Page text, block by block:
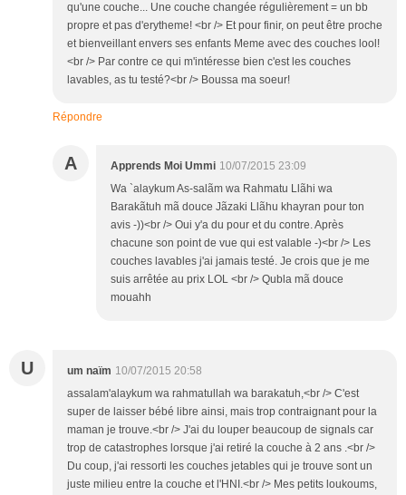
qu'une couche... Une couche changée régulièrement = un bb
propre et pas d'erytheme! <br /> Et pour finir, on peut être proche
et bienveillant envers ses enfants Meme avec des couches lool!
<br /> Par contre ce qui m'intéresse bien c'est les couches
lavables, as tu testé?<br /> Boussa ma soeur!
Répondre
A Apprends Moi Ummi 10/07/2015 23:09
Wa `alaykum As-salãm wa Rahmatu Llãhi wa
Barakãtuh mã douce Jãzaki Llãhu khayran pour ton
avis -))<br /> Oui y'a du pour et du contre. Après
chacune son point de vue qui est valable -)<br /> Les
couches lavables j'ai jamais testé. Je crois que je me
suis arrêtée au prix LOL <br /> Qubla mã douce
mouahh
U um naïm 10/07/2015 20:58
assalam'alaykum wa rahmatullah wa barakatuh,<br /> C'est
super de laisser bébé libre ainsi, mais trop contraignant pour la
maman je trouve.<br /> J'ai du louper beaucoup de signals car
trop de catastrophes lorsque j'ai retiré la couche à 2 ans .<br />
Du coup, j'ai ressorti les couches jetables qui je trouve sont un
juste milieu entre la couche et l'HNI.<br /> Mes petits loukoums,